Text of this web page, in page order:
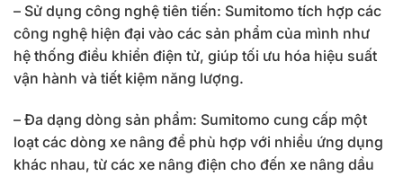
– Sử dụng công nghệ tiên tiến: Sumitomo tích hợp các
công nghệ hiện đại vào các sản phẩm của mình như
hệ thống điều khiển điện tử, giúp tối ưu hóa hiệu suất
vận hành và tiết kiệm năng lượng.
– Đa dạng dòng sản phẩm: Sumitomo cung cấp một
loạt các dòng xe nâng để phù hợp với nhiều ứng dụng
khác nhau, từ các xe nâng điện cho đến xe nâng dầu